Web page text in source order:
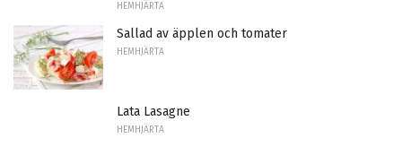
HEMHJÄRTA
Sallad av äpplen och tomater
HEMHJÄRTA
Lata Lasagne
HEMHJÄRTA